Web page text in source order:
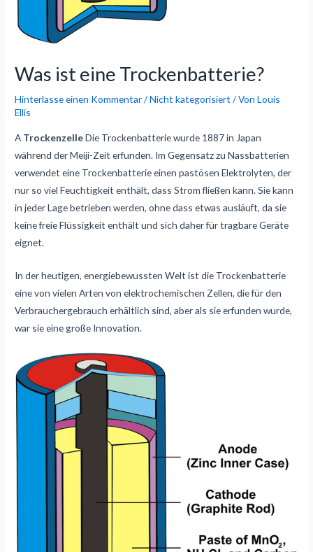
Was ist eine Trockenbatterie?
Hinterlasse einen Kommentar/Nicht kategorisiert / VonLouis
Ellis
A TrockenzelleDie Trockenbatterie wurde 1887 in Japan
während der Meiji-Zeit erfunden. Im Gegensatz zu Nassbatterien
verwendet eine Trockenbatterie einen pastösen Elektrolyten, der
nur so viel Feuchtigkeit enthält, dass Strom fließen kann. Sie kann
in jeder Lage betrieben werden, ohne dass etwas ausläuft, da sie
keine freie Flüssigkeit enthält und sich daher für tragbare Geräte
eignet.
In der heutigen, energiebewussten Welt ist die Trockenbatterie
eine von vielen Arten von elektrochemischen Zellen, die für den
Verbrauchergebrauch erhältlich sind, aber als sie erfunden wurde,
war sie eine große Innovation.